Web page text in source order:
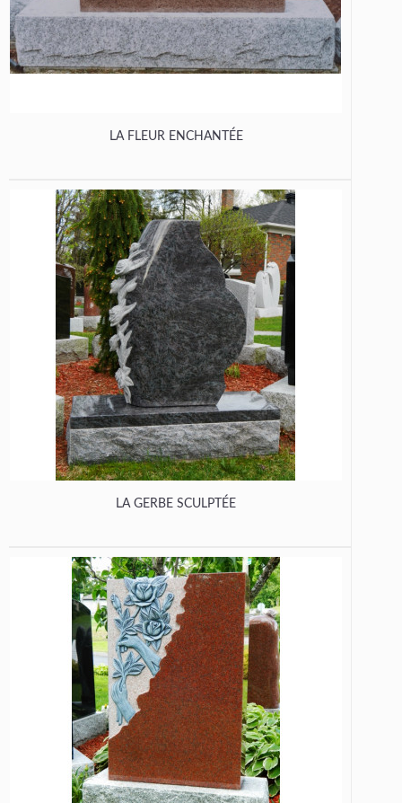
LA FLEUR ENCHANTÉE
LA GERBE SCULPTÉE